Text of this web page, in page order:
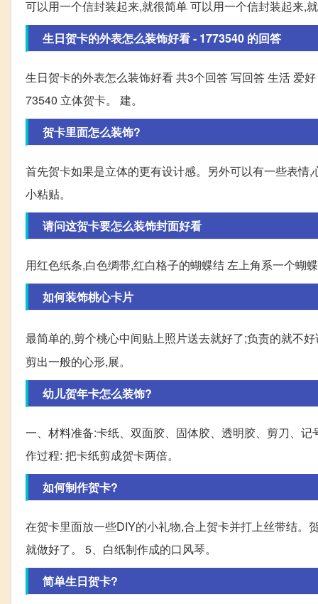
可以用一个信封装起来,就很简单 可以用一个信封装起来,
生日贺卡的外表怎么装饰好看 - 1773540 的回答
生日贺卡的外表怎么装饰好看 共3个回答 写回答 生活 爱
73540 立体贺卡。 建。
贺卡里面怎么装饰?
首先贺卡如果是立体的更有设计感。另外可以有一些表
小粘贴。
请问这贺卡要怎么装饰封面好看
用红色纸条,白色绸带,红白格子的蝴蝶结 左上角系一个蝴
如何装饰桃心卡片
最简单的,剪个桃心中间贴上照片送去就好了;负责的就不
剪出一般的心形,展。
幼儿贺年卡怎么装饰?
一、材料准备:卡纸、双面胶、固体胶、透明胶、剪刀、
作过程: 把卡纸剪成贺卡两倍。
如何制作贺卡?
在贺卡里面放一些DIY的小礼物,合上贺卡并打上丝带结
就做好了。 5、白纸制作成的口风琴。
简单生日贺卡?